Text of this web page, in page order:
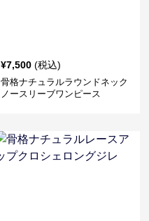
¥7,500 (税込)
骨格ナチュラルラウンドネック
ノースリーブワンピース